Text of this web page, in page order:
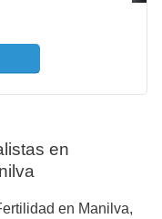
en
en Manilva,